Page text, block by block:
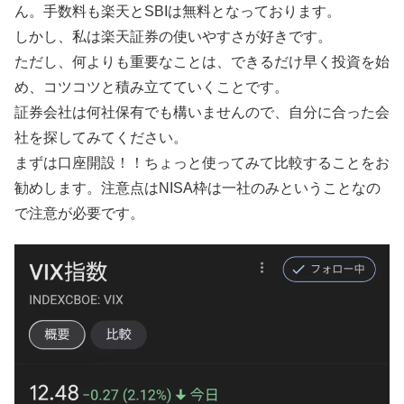
ん。手数料も楽天とSBIは無料となっております。
しかし、私は楽天証券の使いやすさが好きです。
ただし、何よりも重要なことは、できるだけ早く投資を始
め、コツコツと積み立てていくことです。
証券会社は何社保有でも構いませんので、自分に合った会
社を探してみてください。
まずは口座開設！！ちょっと使ってみて比較することをお
勧めします。注意点はNISA枠は一社のみということなの
で注意が必要です。